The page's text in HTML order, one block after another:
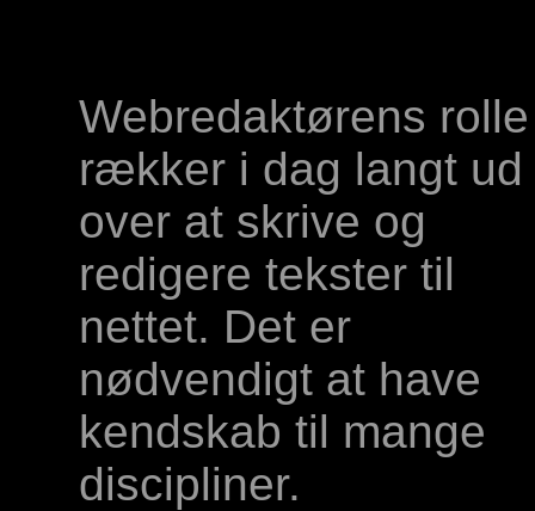
Webredaktørens rolle
rækker i dag langt ud
over at skrive og
redigere tekster til
nettet. Det er
nødvendigt at have
kendskab til mange
discipliner.